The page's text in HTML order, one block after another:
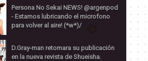
Persona No Sekai NEWS! @argenpod
- Estamos lubricando el microfono
para volver al aire! (*w*)/
D.Gray-man retomara su publicación
en la nueva revista de Shueisha.